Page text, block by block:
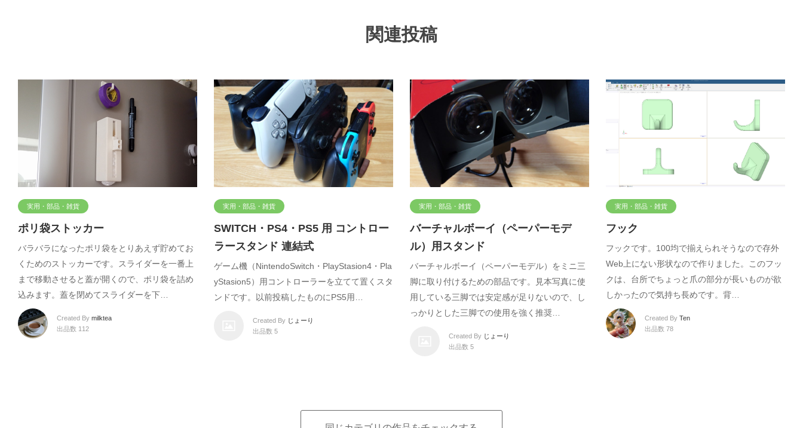
関連投稿
実用・部品・雑貨
ポリ袋ストッカー
バラバラになったポリ袋をとりあえず貯めてお
くためのストッカーです。スライダーを一番上
まで移動させると蓋が開くので、ポリ袋を詰め
込みます。蓋を閉めてスライダーを下…
Created By milktea
出品数 112
実用・部品・雑貨
SWITCH・PS4・PS5 用 コントロー
ラースタンド 連結式
ゲーム機（NintendoSwitch・PlayStasion4・Pla
yStasion5）用コントローラーを立てて置くスタ
ンドです。以前投稿したものにPS5用…
Created By じょーり
出品数 5
実用・部品・雑貨
バーチャルボーイ（ペーパーモデ
ル）用スタンド
バーチャルボーイ（ペーパーモデル）をミニ三
脚に取り付けるための部品です。見本写真に使
用している三脚では安定感が足りないので、し
っかりとした三脚での使用を強く推奨…
Created By じょーり
出品数 5
実用・部品・雑貨
フック
フックです。100均で揃えられそうなので存外
Web上にない形状なので作りました。このフッ
クは、台所でちょっと爪の部分が長いものが欲
しかったので気持ち長めです。背…
Created By Ten
出品数 78